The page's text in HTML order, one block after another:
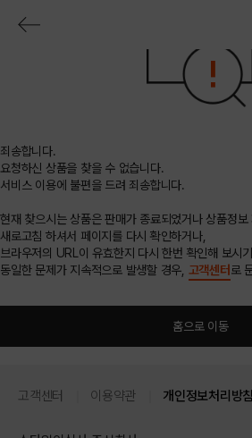
죄송합니다.
요청하신 상품을 찾을 수 없습니다.
서비스 이용에 불편을 드려 죄송합니다.
현재 찾으시는 상품은 판매가 종료되었거나 상품정
새로고침 하셔서 페이지를 다시 확인하거나,
브라우저의 URL이 유효한지 다시 한번 확인해 보시
동일한 문제가 지속적으로 발생할 경우, 고객센터 로
홈으로 이동
고객센터 이용약관 개인정보처리방침